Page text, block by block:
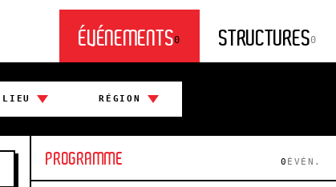
ÉVÉNEMENTS0 STRUCTURES0
LIEU RÉGION
PROGRAMME 0 ÉVÉN.